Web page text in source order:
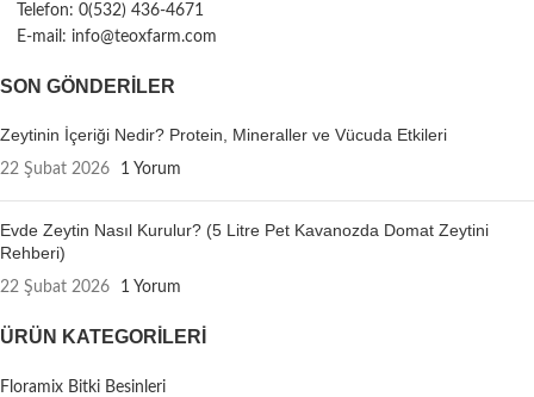
Telefon: 0(532) 436-4671
E-mail: info@teoxfarm.com
SON GÖNDERILER
Zeytinin İçeriği Nedir? Protein, Mineraller ve Vücuda Etkileri
22 Şubat 2026 1 Yorum
Evde Zeytin Nasıl Kurulur? (5 Litre Pet Kavanozda Domat Zeytini
Rehberi)
22 Şubat 2026 1 Yorum
ÜRÜN KATEGORILERI
Floramix Bitki Besinleri